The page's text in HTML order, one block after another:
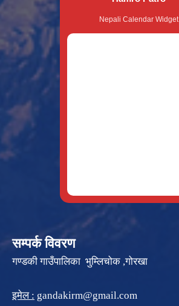
Nepali Calendar Widget
सम्पर्क विवरण
गण्डकी गाउँपालिका भुम्लिचोक ,गोरखा
इमेल : gandakirm@gmail.com